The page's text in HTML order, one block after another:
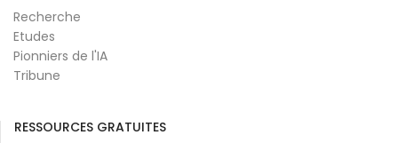
Recherche
Etudes
Pionniers de l'IA
Tribune
RESSOURCES GRATUITES